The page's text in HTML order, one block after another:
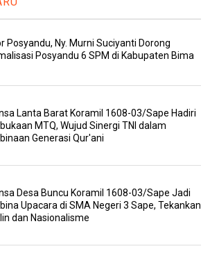
Posyandu, Ny. Murni Suciyanti Dorong
Posyandu 6 SPM di Kabupaten Bima
Lanta Barat Koramil 1608-03/Sape Hadiri
MTQ, Wujud Sinergi TNI dalam
Generasi Qur'ani
Desa Buncu Koramil 1608-03/Sape Jadi
Upacara di SMA Negeri 3 Sape, Tekankan
dan Nasionalisme